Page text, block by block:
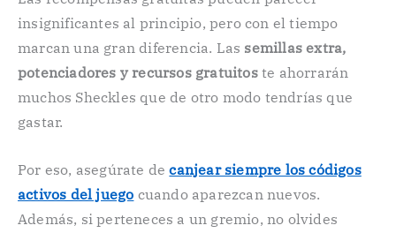
insignificantes al principio, pero con el tiempo
marcan una gran diferencia. Las semillas extra,
potenciadores y recursos gratuitoste ahorrarán
muchos Sheckles que de otro modo tendrías que
gastar.
Por eso, asegúrate decanjear siempre los códigos
activos del juego cuando aparezcan nuevos.
Además, si perteneces a un gremio, no olvides